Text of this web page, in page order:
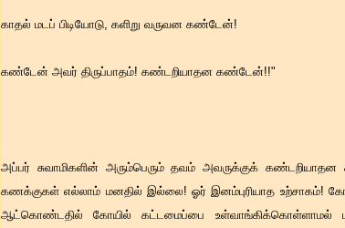
காதல் மடப் பிடியோடு, களிறு வருவன கண்டேன்!
கண்டேன் அவர் திருப்பாதம்! கண்டறியாதன கண்டேன்!!"
அப்பர் சுவாமிகளின் அரும்பெரும் தவம் அவருக்குக்
கணக்குகள் எல்லாம் மனதில் இல்லை! ஓர் இனம்புரியாத உற்சாகம்!
ஆட்கொண்டதில் கோயில் கட்டமைப்பை உள்வாங்கிக்கொள்ளாமல்